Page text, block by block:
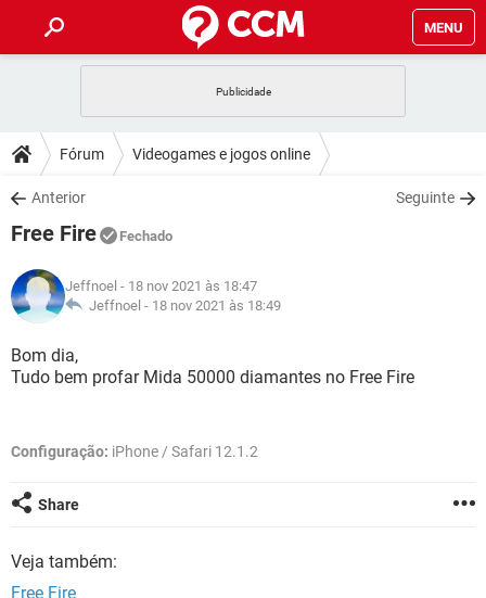
MENU
CELULAR FACEBOOK
OUTLOOK
INSTAGRAM
GUIA DE COMPRAS
DICAS
JOGOS WHATSAPP
INSTAGRAM
GUIA DE COMPRAS
DOWNLOADS
JOGOS
CELULAR
OUTLOOK EXCEL
INSTAGRAM
GUIA DE COMPRAS
JOGOS
CELULAR
OUTLOOK
GLOSSÁRIO
JOGOS
CELULAR FACEBOOK
INSTAGRAM
GUIA DE COMPRAS
Fórum Videogames e jogos online
Anterior Seguinte
Free Fire Fechado
Jeffnoel - 18 nov 2021 às 18:47
Jeffnoel - 18 nov 2021 às 18:49
Bom dia,
Tudo bem profar Mida 50000 diamantes no Free Fire
Configuração: iPhone / Safari 12.1.2
Share
Veja também:
Free Fire